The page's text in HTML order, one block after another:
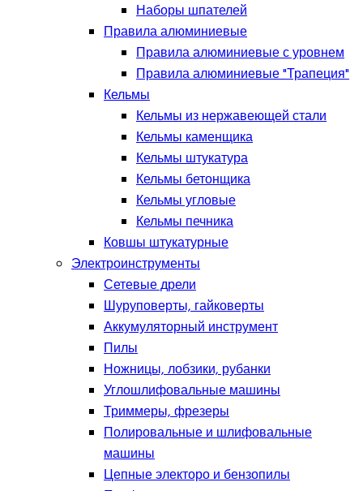
Наборы шпателей
Правила алюминиевые
Правила алюминиевые с уровнем
Правила алюминиевые "Трапеция"
Кельмы
Кельмы из нержавеющей стали
Кельмы каменщика
Кельмы штукатура
Кельмы бетонщика
Кельмы угловые
Кельмы печника
Ковшы штукатурные
Электроинструменты
Сетевые дрели
Шуруповерты, гайковерты
Аккумуляторный инструмент
Пилы
Ножницы, лобзики, рубанки
Углошлифовальные машины
Триммеры, фрезеры
Полировальные и шлифовальные
машины
Цепные электоро и бензопилы